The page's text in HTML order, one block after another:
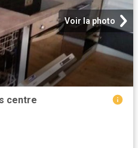
Voir la photo
centre